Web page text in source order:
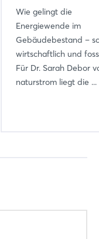
Wie gelingt die
Energiewende im
Gebäudebestand –
wirtschaftlich und
Für Dr. Sarah Debor
naturstrom liegt die ...